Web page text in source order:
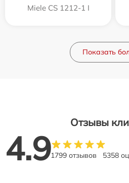
Miele CS 1212-1 I
Показать
Отзывы
4.91799 отзывов 5358